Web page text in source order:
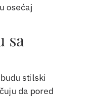
osećaj
sa
stilski
da pored